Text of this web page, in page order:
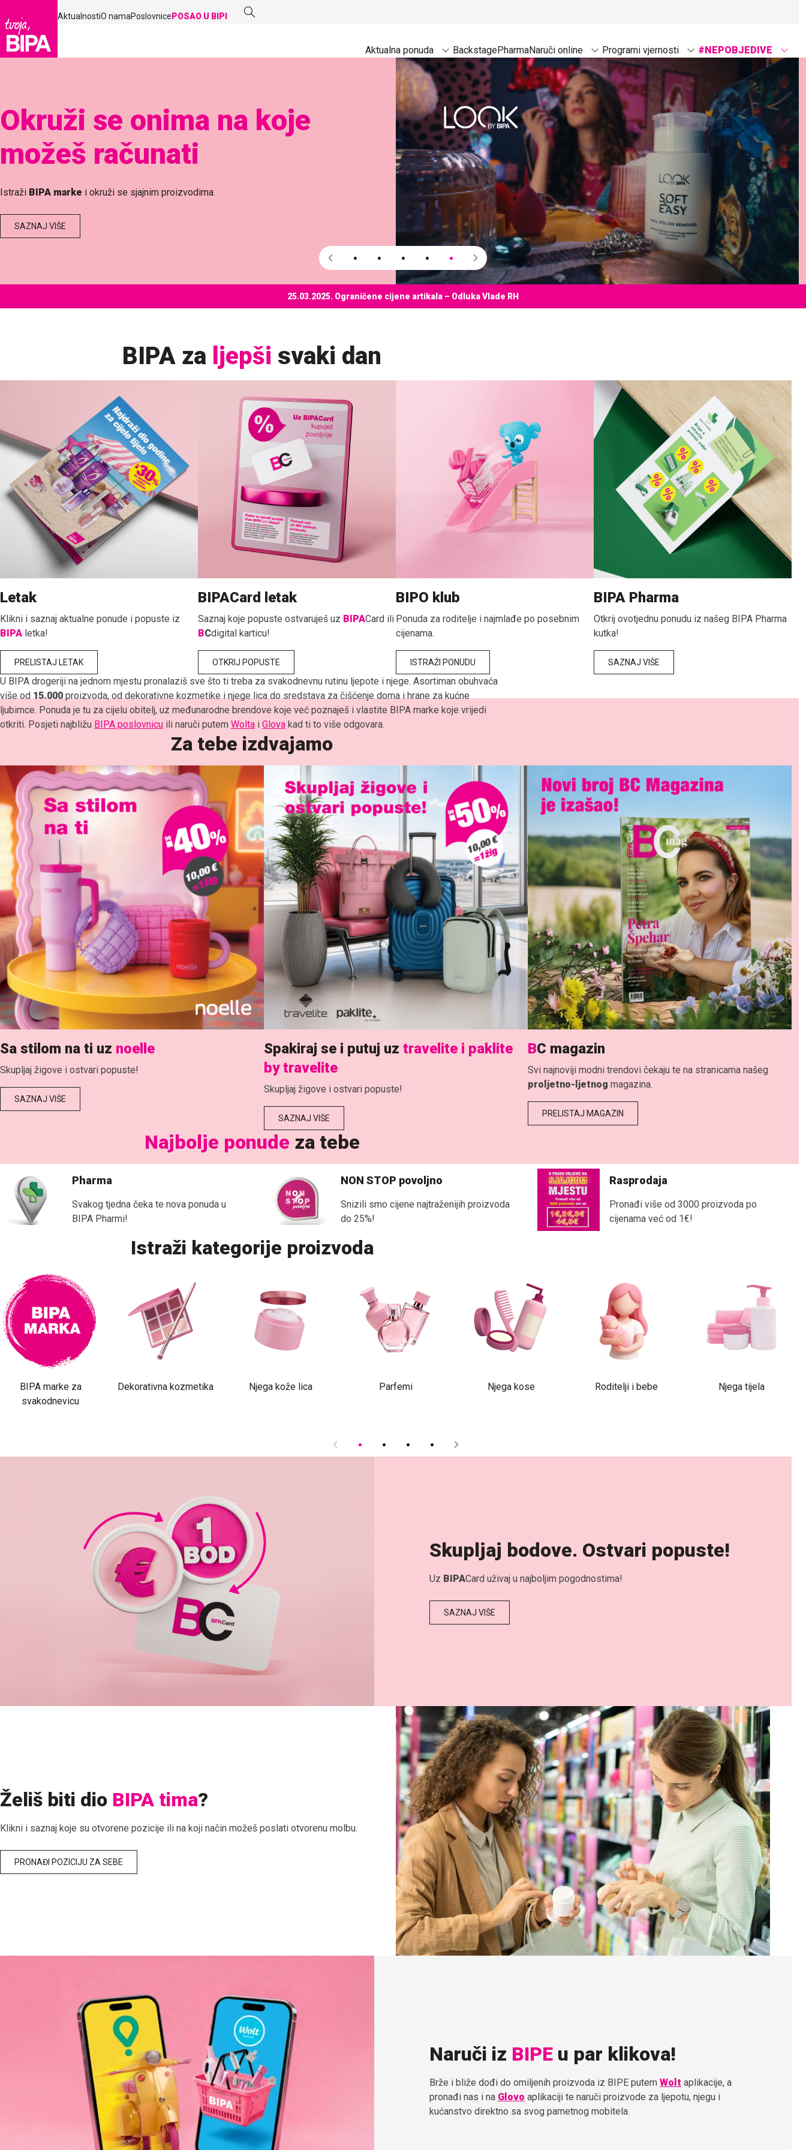
Aktualna ponuda BackstagePharmaNaruči online Programi vjernosti #NEPOBJEDIVE
AktualnostiO namaPoslovnice POSAO U BIPI
Ljepota koja brine o
prirodi
Garnieru tvojojBIPAkošarici =0,15€ donacije zaUdrugu Sunce
SAZNAJ VIŠE
25.03.2025. Ograničene cijene artikala – Odluka Vlade RH
BIPA za ljepši svaki dan
Letak
Klikni i saznaj aktualne ponude i popuste iz
BIPA letka!
PRELISTAJ LETAK
BIPACard letak
Saznaj koje popuste ostvaruješ uz BIPACard ili
BCdigital karticu!
OTKRIJ POPUSTE
BIPO klub
Ponuda za roditelje i najmlađe po posebnim
cijenama.
ISTRAŽI PONUDU
BIPA Pharma
Otkrij ovotjednu ponudu iz našeg BIPA Pharma
kutka!
SAZNAJ VIŠE
U BIPA drogeriji na jednom mjestu pronalaziš sve što ti treba za svakodnevnu rutinu ljepote i njege. Asortiman obuhvaća
više od15.000proizvoda, od dekorativne kozmetike i njege lica do sredstava za čišćenje doma i hrane za kućne
ljubimce. Ponuda je tu za cijelu obitelj, uz međunarodne brendove koje već poznaješ i vlastite BIPA marke koje vrijedi
otkriti. Posjeti najbližu BIPA poslovnicu ili naruči putem Wolta i Glova kad ti to više odgovara.
Za tebe izdvajamo
Sa stilom na ti uz noelle
Skupljaj žigove i ostvari popuste!
SAZNAJ VIŠE
Spakiraj se i putuj uz travelite i paklite
by travelite
Skupljaj žigove i ostvari popuste!
SAZNAJ VIŠE
BC magazin
Svi najnoviji modni trendovi čekaju te na stranicama našeg
proljetno-ljetnog magazina.
PRELISTAJ MAGAZIN
Najbolje ponude za tebe
Pharma
Svakog tjedna čeka te nova ponuda u
BIPA Pharmi!
NON STOP povoljno
Snizili smo cijene najtraženijih proizvoda
do 25%!
Rasprodaja
Pronađi više od 3000 proizvoda po
cijenama već od 1€!
Istraži kategorije proizvoda
BIPA marke za
svakodnevicu
Dekorativna kozmetika Njega kože lica Parfemi Njega kose Roditelji i bebe Njega tijela
Skupljaj bodove. Ostvari popuste!
Uz BIPACard uživaj u najboljim pogodnostima!
SAZNAJ VIŠE
Želiš biti dio BIPA tima?
Klikni i saznaj koje su otvorene pozicije ili na koji način možeš poslati otvorenu molbu.
PRONAĐI POZICIJU ZA SEBE
Naruči iz BIPE u par klikova!
Brže i bliže dođi do omiljenih proizvoda iz BIPE putem Wolt aplikacije, a
pronađi nas i na Glovo aplikaciji te naruči proizvode za ljepotu, njegu i
kućanstvo direktno sa svog pametnog mobitela.